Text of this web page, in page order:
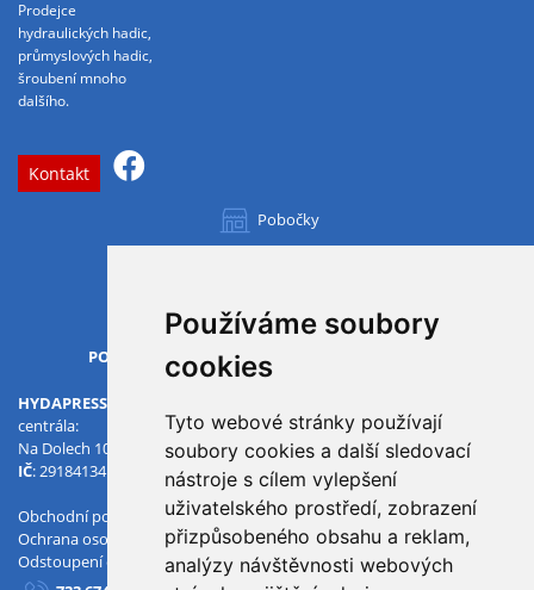
Používáme soubory
cookies
Tyto webové stránky používají
soubory cookies a další sledovací
nástroje s cílem vylepšení
uživatelského prostředí, zobrazení
přizpůsobeného obsahu a reklam,
analýzy návštěvnosti webových
Prodejce
hydraulických hadic,
průmyslových hadic,
šroubení mnoho
dalšího.
Kontakt
Pobočky
OTVÍRACÍ DOBA
PO-PÁ
HYDAPRESS CZ s.r.o.
centrála:
Na Dolech 109 586 01 Jihlava
IČ: 29184134 : CZ29184134
Obchodní podmínky
Ochrana osobních údajů
Odstoupení od smlouvy